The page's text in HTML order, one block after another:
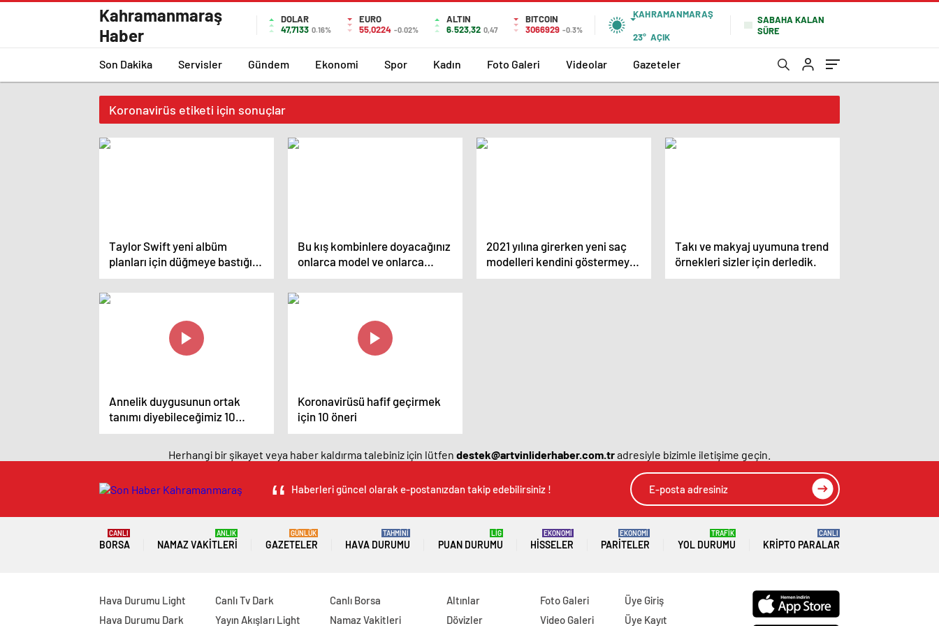
Kahramanmaraş
Haber
DOLAR
47,7133 0.16%
EURO
55,0224 -0.02%
ALTIN
6.523,32 0,47
BITCOIN
3066929 -0.3%
KAHRAMANMARAŞ
23° AÇIK
SABAHA KALAN
SÜRE
Son Dakika Servisler Gündem Ekonomi Spor Kadın Foto Galeri Videolar Gazeteler
Koronavirüs etiketi için sonuçlar
Taylor Swift yeni albüm
planları için düğmeye bastığını
sosyal medyadan duyurdu!
Bu kış kombinlere doyacağınız
onlarca model ve onlarca
detay.
2021 yılına girerken yeni saç
modelleri kendini göstermeye
başladı.
Takı ve makyaj uyumuna trend
örnekleri sizler için derledik.
Annelik duygusunun ortak
tanımı diyebileceğimiz 10
başlık.
Koronavirüsü hafif geçirmek
için 10 öneri
Herhangi bir şikayet veya haber kaldırma talebiniz için lütfen destek@artvinliderhaber.com.tradresiyle bizimle iletişime geçin.
Haberleri güncel olarak e-postanızdan takip edebilirsiniz !
BORSA
CANLI
NAMAZ VAKITLERI
ANLIK
GAZETELER
GÜNLÜK
HAVA DURUMU
TAHMİNİ
PUAN DURUMU
LİG
HISSELER
EKONOMİ
PARITELER
EKONOMİ
YOL DURUMU
TRAFİK
KRIPTO PARALAR
CANLI
Hava Durumu Light
Hava Durumu Dark
Canlı Tv Dark
Yayın Akışları Light
Canlı Borsa
Namaz Vakitleri
Altınlar
Dövizler
Foto Galeri
Video Galeri
Üye Giriş
Üye Kayıt